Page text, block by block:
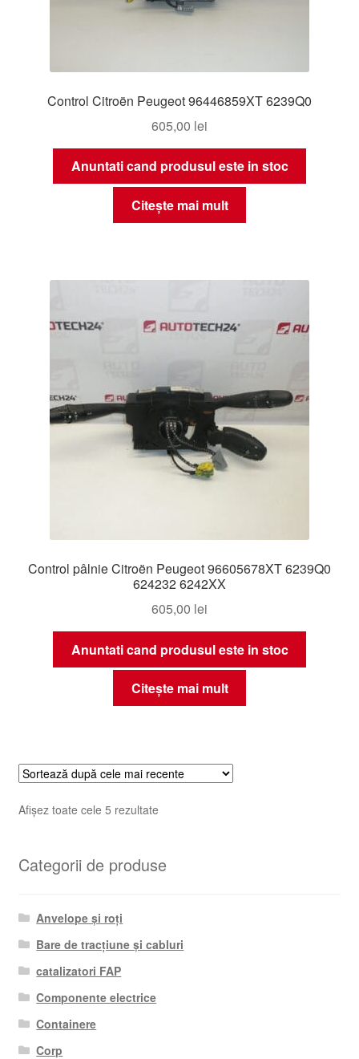
Control Citroën Peugeot 96446859XT 6239Q0
605,00 lei
Anuntati cand produsul este in stoc
Citește mai mult
Control pâlnie Citroën Peugeot 96605678XT 6239Q0
624232 6242XX
605,00 lei
Anuntati cand produsul este in stoc
Citește mai mult
Afișez toate cele 5 rezultateSortat
mai
Categorii de produse
Anvelope și roți
Bare de tracțiune și cabluri
catalizatori FAP
Componente electrice
Containere
Corp